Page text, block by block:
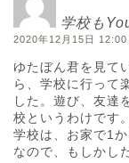
学校も
2020年12月15日 12:00
ゆたぼん君を見て
ら、学校に行って
した。遊び、友達
校というわけです。
学校は、お家で1
なので、もしかし